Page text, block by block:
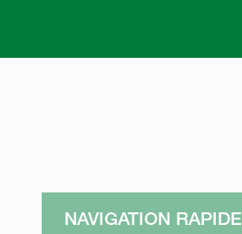
NAVIGATION RAPIDE